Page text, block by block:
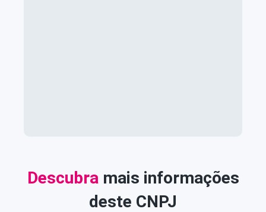
Descubra mais informações
deste CNPJ